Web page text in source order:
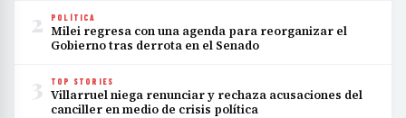
2 POLÍTICA
Milei regresa con una agenda para reorganizar el
Gobierno tras derrota en el Senado
3 TOP STORIES
Villarruel niega renunciar y rechaza acusaciones del
canciller en medio de crisis política